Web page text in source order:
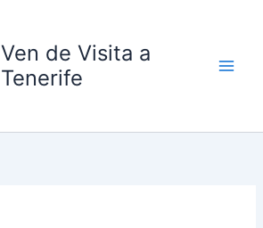
Ven de Visita a
Tenerife